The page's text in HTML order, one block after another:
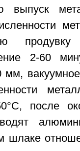
выпуск
2-60
после
шлаке